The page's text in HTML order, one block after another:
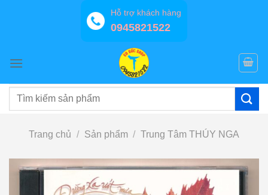
Hỗ trợ khách hàng
0945821522
Tìm
Trang chủ / Sản phẩm / Trung Tâm THÚY NGA